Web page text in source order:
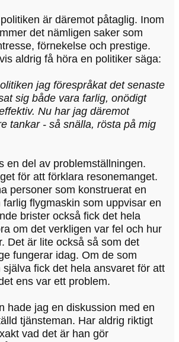
är däremot påtaglig. Inom
det nämligen saker som
förnekelse och prestige.
aldrig få höra en politiker säga:
jag förespråkat det senaste
sig både vara farlig, onödigt
Nu har jag däremot
tankar - så snälla, rösta på mig
en del av problemställningen.
för att förklara resonemanget.
personer som konstruerat en
flygmaskin som uppvisar en
brister också fick det hela
om det verkligen var fel och hur
Det är lite också så som det
fungerar idag. Om de som
fick det hela ansvaret för att
ens var ett problem.
hade jag en diskussion med en
tjänsteman. Har aldrig riktigt
vad det är han gör